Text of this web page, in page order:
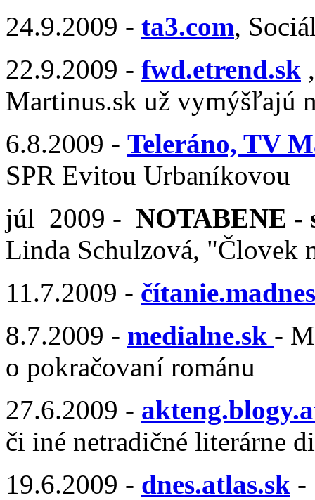
24.9.2009 - ta3.com,
22.9.2009 - fwd.etrend.sk
Martinus.sk už vymýšľajú
6.8.2009 - Teleráno, TV
SPR Evitou Urbaníkovou
júl 2009 - NOTABENE -
Linda Schulzová, "Človek
11.7.2009 -
8.7.2009 - medialne.sk -
o pokračovaní románu
27.6.2009 -
či iné netradičné literárne
19.6.2009 - dnes.atlas.sk -